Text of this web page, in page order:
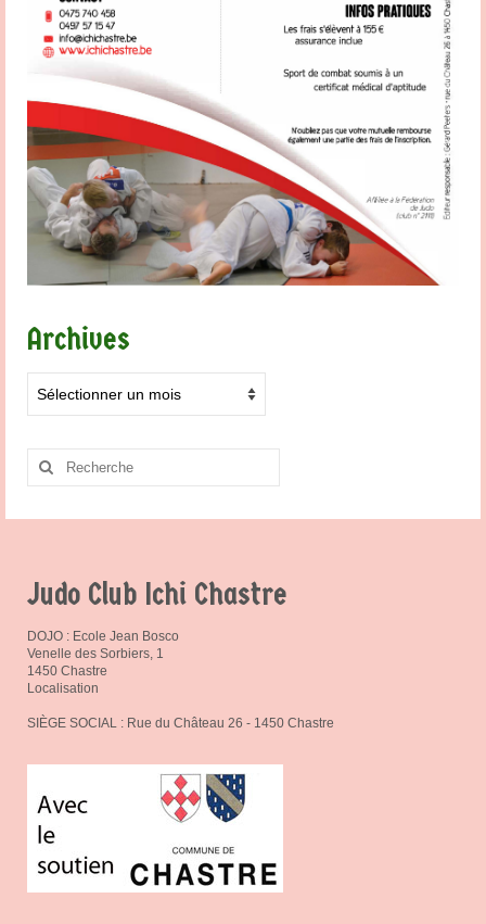
Archives
Rechercher
Judo Club Ichi Chastre
DOJO : Ecole Jean Bosco
Venelle des Sorbiers, 1
1450 Chastre
Localisation
SIÈGE SOCIAL : Rue du Château 26 - 1450 Chastre